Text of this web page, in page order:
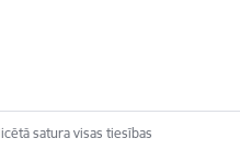
satura visas tiesības